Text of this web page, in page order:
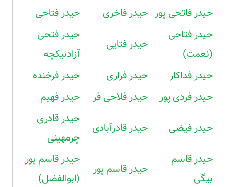
حیدر فاتحی پور حیدر فاخری
حیدر فتاحی
حیدر فتاحی
(نعمت)
حیدر فتایی
حیدر فتحی
آزادنیکچه
حیدر فداکار
حیدر فراری
حیدر فرخنده
حیدر فردی پور
حیدر فلاحی فر حیدر فهیم
حیدر فیضی حیدر قادرآبادی
حیدر قادری
چرمهینی
حیدر قاسم
بیگی
حیدر قاسم پور
حیدر قاسم پور
(ابوالفضل)